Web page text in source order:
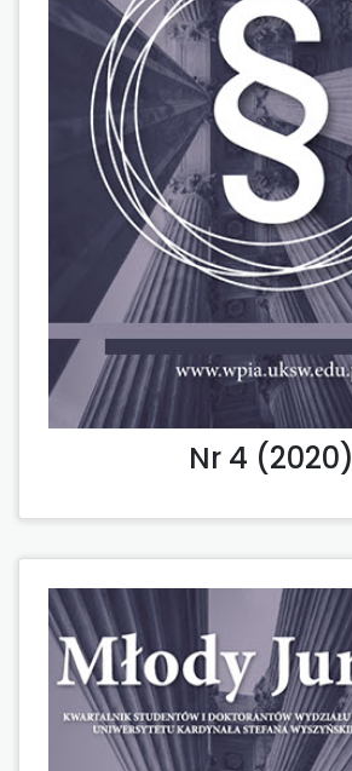
Nr 4 (2020)